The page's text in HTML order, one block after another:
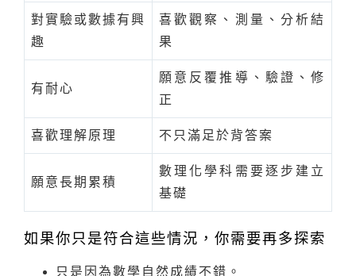
對實驗或數據有興
趣
喜歡觀察、測量、分析結
果
有耐心
願意反覆推導、驗證、修
正
喜歡理解原理 不只滿足於背答案
願意長期累積
數理化學科需要逐步建立
基礎
如果你只是符合這些情況，你需要再多探索
只是因為數學自然成績不錯。